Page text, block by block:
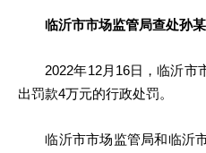
临沂市市场监管局查处孙某
2022年12月16日，临沂市
出罚款4万元的行政处罚。
临沂市市场监管局和临沂市